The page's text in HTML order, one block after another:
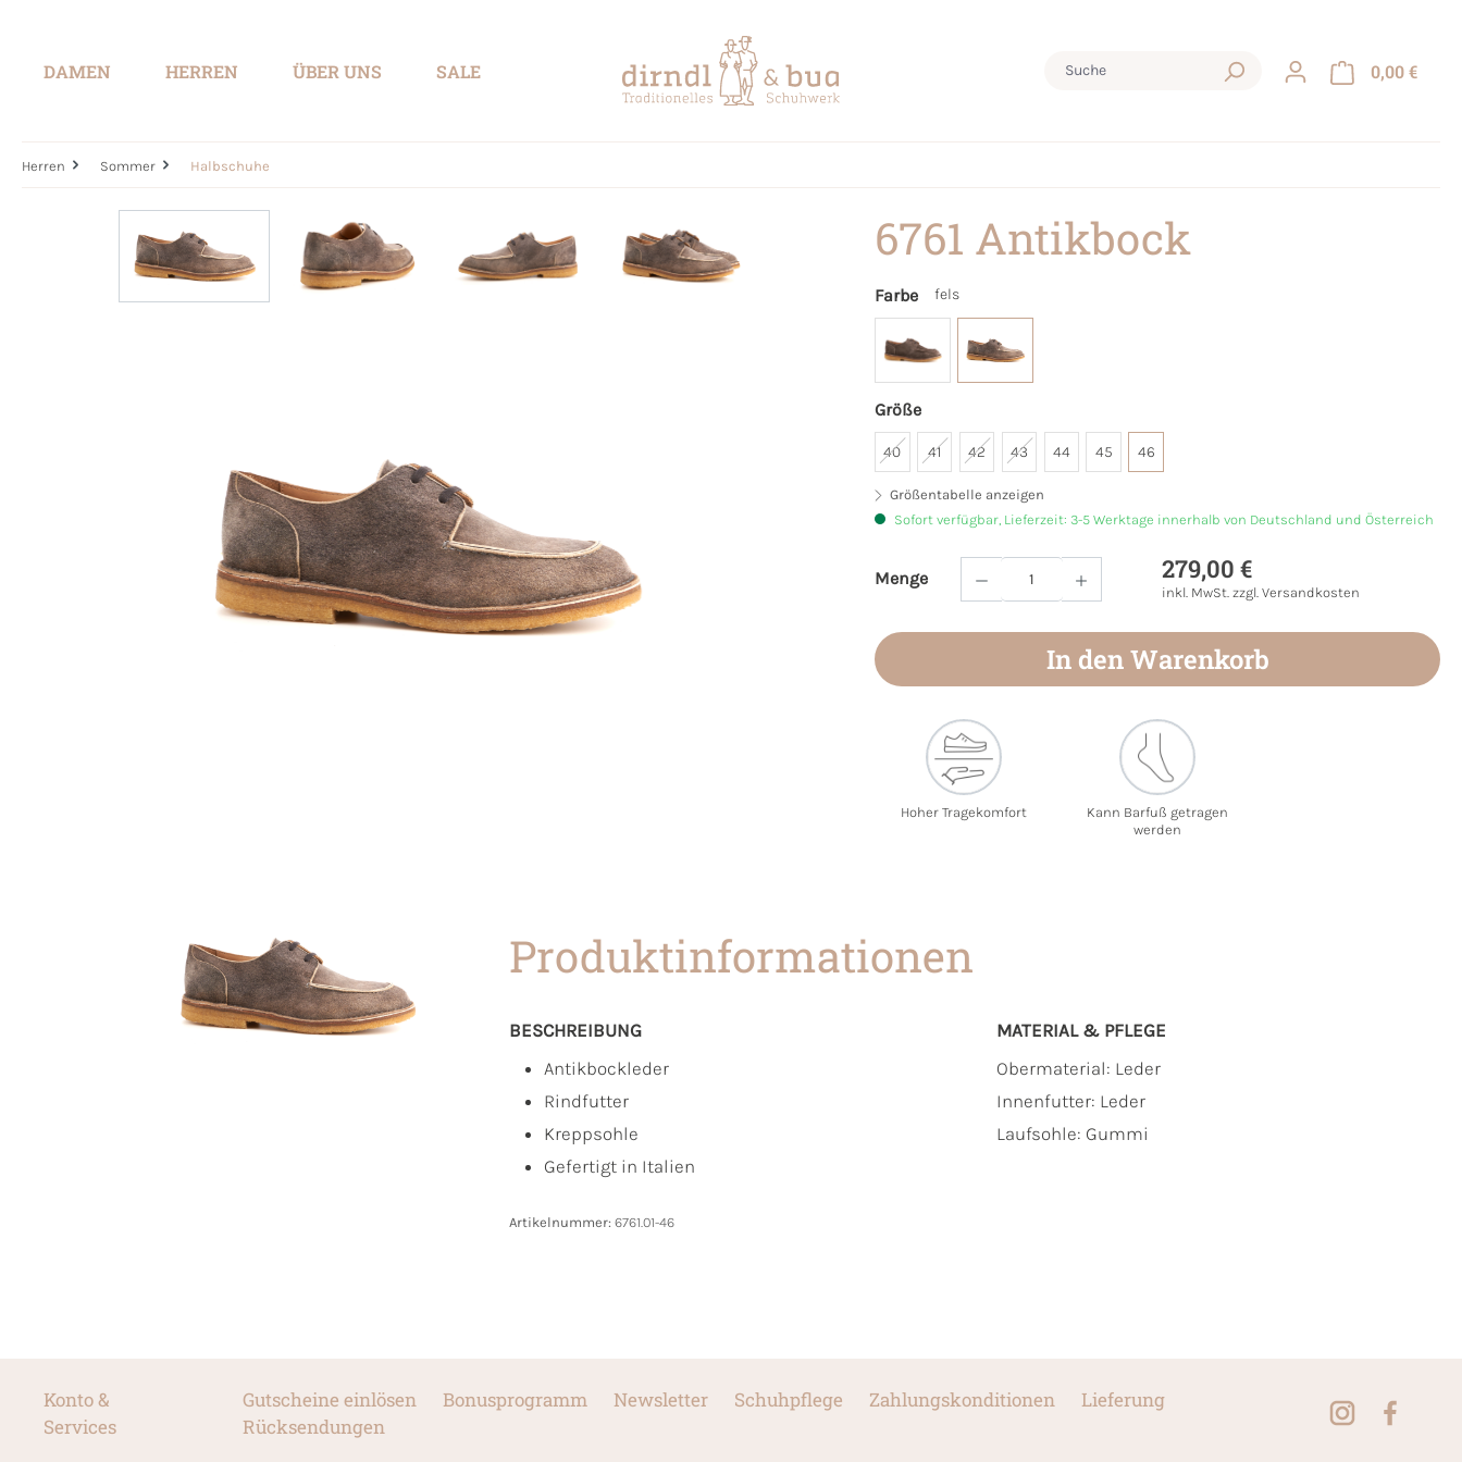
DAMEN HERREN ÜBER UNS SALE 0,00 €
Herren Sommer Halbschuhe
6761 Antikbock
Farbe fels
Größe
40 41 42 43 44 45 46
Größentabelle anzeigen
Sofort verfügbar, Lieferzeit: 3-5 Werktage innerhalb von Deutschland und Österreich
Menge
Produkt Anzahl: Gib den gewünschten Wert ein
279,00 €
inkl. MwSt. zzgl. Versandkosten
In den Warenkorb
Hoher Tragekomfort
Kann Barfuß getragen
werden
Produktinformationen
BESCHREIBUNG
Antikbockleder
Rindfutter
Kreppsohle
Gefertigt in Italien
MATERIAL & PFLEGE
Obermaterial: Leder
Innenfutter: Leder
Laufsohle: Gummi
Artikelnummer: 6761.01-46
Konto &
Services
Gutscheine einlösen Bonusprogramm Newsletter Schuhpflege Zahlungskonditionen
Lieferung
Rücksendungen